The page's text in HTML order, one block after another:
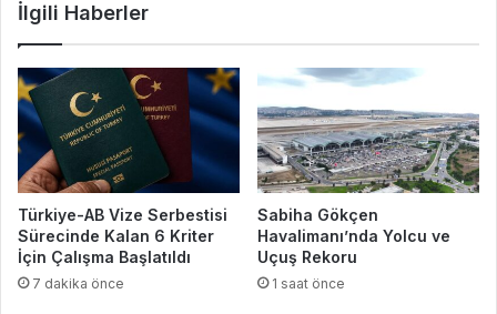
İlgili Haberler
Türkiye-AB Vize Serbestisi
Sürecinde Kalan 6 Kriter
İçin Çalışma Başlatıldı
7 dakika önce
Sabiha Gökçen
Havalimanı’nda Yolcu ve
Uçuş Rekoru
1 saat önce